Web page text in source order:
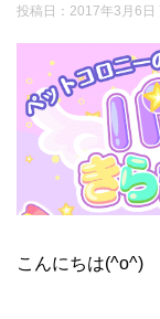
投稿日：2017年3月6日
こんにちは(^o^)